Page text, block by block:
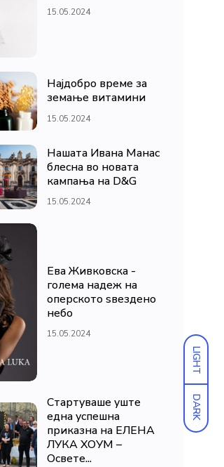
LIGHT
DARK
15.05.2024
Најдобро време за
земање витамини
15.05.2024
Нашата Ивана Манас
блесна во новата
кампања на D&G
15.05.2024
Ева Живковска -
голема надеж на
оперското ѕвездено
небо
15.05.2024
Стартуваше уште
една успешна
приказна на ЕЛЕНА
ЛУКА ХОУМ –
Освете...